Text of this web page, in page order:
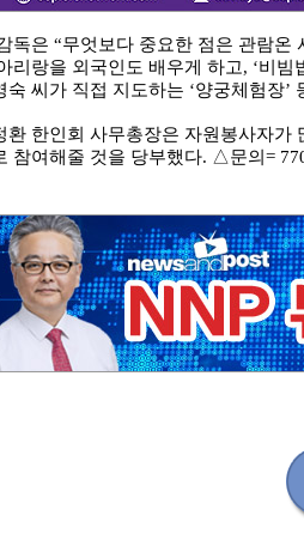
독은 “무엇보다 중요한 점은 관람온
리랑을 외국인도 배우게 하고, ‘비빔
숙 씨가 직접 지도하는 ‘양궁체험장
환 한인회 사무총장은 자원봉사자가
참여해줄 것을 당부했다. △문의=